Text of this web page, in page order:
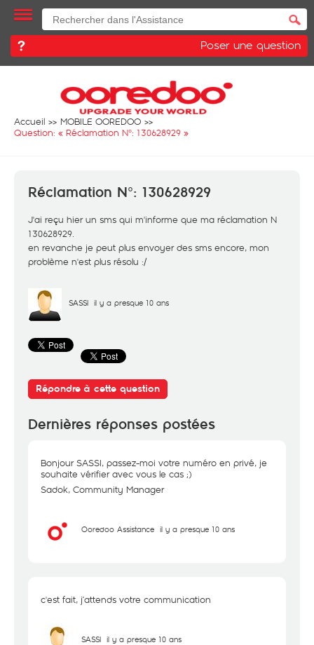
Poser une question
Accueil
MOBILE OOREDOO
Question: « Réclamation N°: 130628929 »
Réclamation N°: 130628929
J'ai reçu hier un sms qui m'informe que ma réclamation N
130628929.
en revanche je peut plus envoyer des sms encore, mon
problème n'est plus résolu :/
SASSI il y a presque 10 ans
Répondre à cette question
Dernières réponses postées
Bonjour SASSI, passez-moi votre numéro en privé, je
souhaite vérifier avec vous le cas ;)
Sadok, Community Manager
Ooredoo Assistance il y a presque 10 ans
c'est fait, j’attends votre communication
SASSI il y a presque 10 ans